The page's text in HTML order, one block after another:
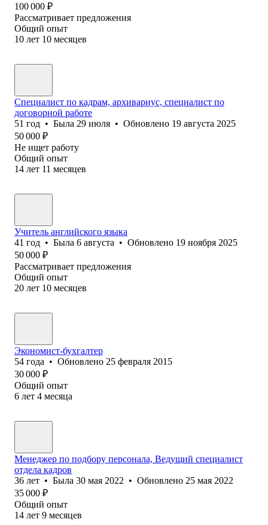
100 000 ₽
Рассматривает предложения
Общий опыт
10 лет 10 месяцев
Специалист по кадрам, архивариус, специалист по
договорной работе
51 год • Была 29 июля • Обновлено 19 августа 2025
50 000 ₽
Не ищет работу
Общий опыт
14 лет 11 месяцев
Учитель английского языка
41 год • Была 6 августа • Обновлено 19 ноября 2025
50 000 ₽
Рассматривает предложения
Общий опыт
20 лет 10 месяцев
Экономист-бухгалтер
54 года • Обновлено 25 февраля 2015
30 000 ₽
Общий опыт
6 лет 4 месяца
Менеджер по подбору персонала, Ведущий специалист
отдела кадров
36 лет • Была 30 мая 2022 • Обновлено 25 мая 2022
35 000 ₽
Общий опыт
14 лет 9 месяцев